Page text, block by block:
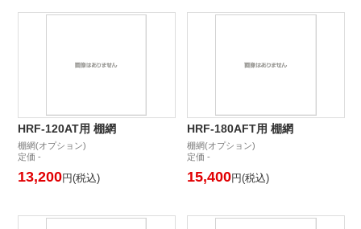
HRF-120AT用 棚網
棚網(オプション)
定価 -
13,200円(税込)
HRF-180AFT用 棚網
棚網(オプション)
定価 -
15,400円(税込)